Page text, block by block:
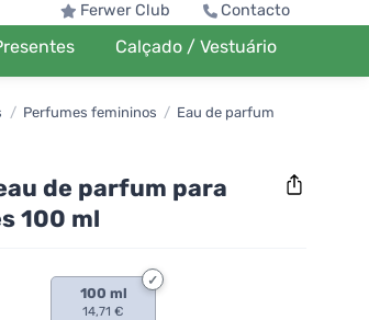
Ferwer Club Contacto
Calçado / Vestuário
/ Perfumes femininos / Eau de parfum
de parfum para
100 ml
100 ml
14,71 €